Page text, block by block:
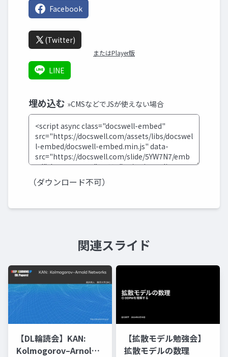
Facebook
(Twitter)
またはPlayer版
LINE
埋め込む »CMSなどでJSが使えない場合
（ダウンロード不可）
関連スライド
【DL輪読会】KAN:
Kolmogorov–Arnold
【拡散モデル勉強会】
拡散モデルの数理